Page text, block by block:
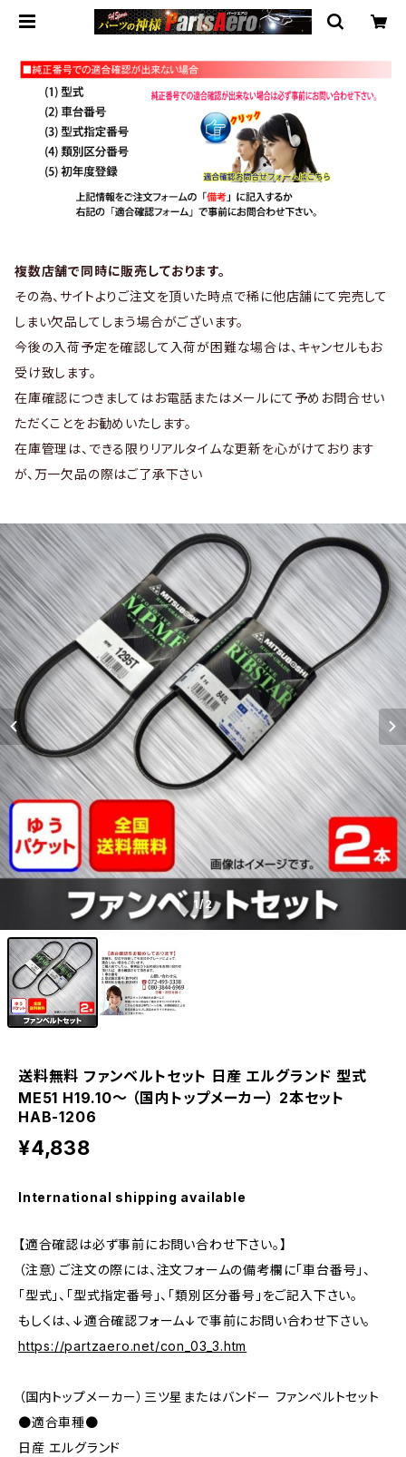
複数店舗で同時に販売しております。
その為、サイトよりご注文を頂いた時点で稀に他店舗にて完売して
しまい欠品してしまう場合がございます。
今後の入荷予定を確認して入荷が困難な場合は、キャンセルもお
受け致します。
在庫確認につきましてはお電話またはメールにて予めお問合せい
ただくことをお勧めいたします。
在庫管理は、できる限りリアルタイムな更新を心がけております
が、万一欠品の際はご了承下さい
1/2
送料無料 ファンベルトセット 日産 エルグランド 型式
ME51 H19.10～ （国内トップメーカー） 2本セット
HAB-1206
¥4,838
International shipping available
【適合確認は必ず事前にお問い合わせ下さい。】
（注意）ご注文の際には、注文フォームの備考欄に「車台番号」、
「型式」、「型式指定番号」、「類別区分番号」をご記入下さい。
もしくは、↓適合確認フォーム↓で事前にお問い合わせ下さい。
https://partzaero.net/con_03_3.htm
（国内トップメーカー）三ツ星またはバンドー ファンベルトセット
●適合車種●
日産 エルグランド